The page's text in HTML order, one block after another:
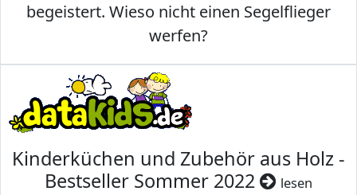
begeistert. Wieso nicht einen Segelflieger
werfen?
Kinderküchen und Zubehör aus Holz -
Bestseller Sommer 2022
lesen